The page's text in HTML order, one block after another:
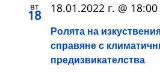
вт
18
Ролята на
справяне с
предизвикателства
18.01.2022 г. @ 18:00